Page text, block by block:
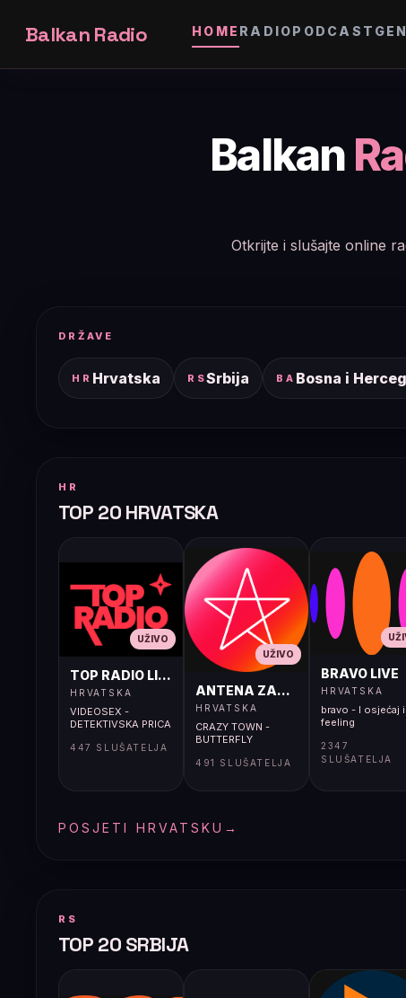
Balkan Radio HOME RADIOPODCAST
Balkan
Otkrijte i slušajte online
DRŽAVE
HR Hrvatska RSSrbija BA Bosna i
HR
TOP 20 HRVATSKA
UŽIVO
TOP RADIO LIVE
HRVATSKA
VIDEOSEX -
DETEKTIVSKA PRICA
447 SLUŠATELJA
UŽIVO
ANTENA ZAGREB LIVE
HRVATSKA
CRAZY TOWN -
BUTTERFLY
491 SLUŠATELJA
BRAVO LIVE
HRVATSKA
bravo - I osjećaj i
feeling
2347
SLUŠATELJA
POSJETI HRVATSKU →
RS
TOP 20 SRBIJA